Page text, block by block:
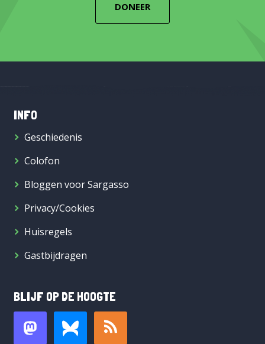
DONEER
INFO
Geschiedenis
Colofon
Bloggen voor Sargasso
Privacy/Cookies
Huisregels
Gastbijdragen
BLIJF OP DE HOOGTE